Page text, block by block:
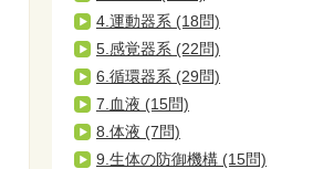
4.運動器系 (18問)
5.感覚器系 (22問)
6.循環器系 (29問)
7.血液 (15問)
8.体液 (7問)
9.生体の防御機構 (15問)